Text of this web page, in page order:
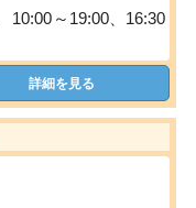
10:00～19:00、16:30
詳細を見る